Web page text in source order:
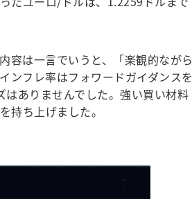
容は一言でいうと、「楽観的ながら
ンフレ率はフォワードガイダンスを
ありませんでした。強い買い材料
持ち上げました。